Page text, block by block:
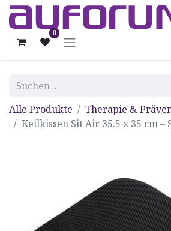
0
Alle Produkte
Therapie &
Keilkissen Sit Air 35.5 x 35 cm –